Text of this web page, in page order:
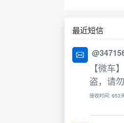
最近短信
【微车
盗，请
接收时间: 653